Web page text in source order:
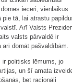
ieceri, vienlaikus
tā, lai atrastu
Arī Valsts
valsts pārvaldē ir
arī domāt pašvaldībām.
politisks lēmums, jo
un šī amata
bet racionāli